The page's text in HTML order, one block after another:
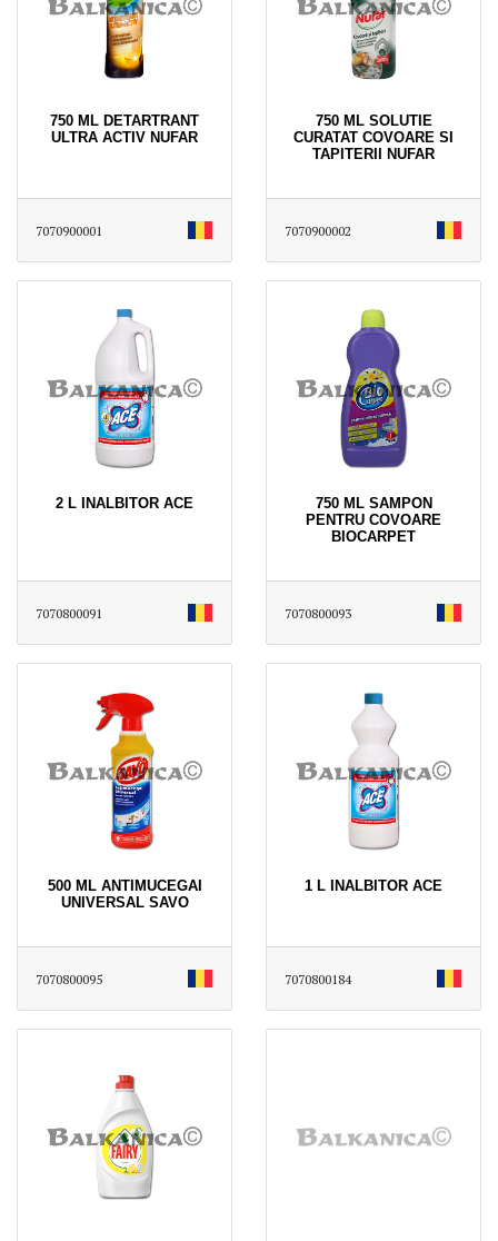
750 ML DETARTRANT
ULTRA ACTIV NUFAR
7070900001
750 ML SOLUTIE
CURATAT COVOARE SI
TAPITERII NUFAR
7070900002
2 L INALBITOR ACE
7070800091
750 ML SAMPON
PENTRU COVOARE
BIOCARPET
7070800093
500 ML ANTIMUCEGAI
UNIVERSAL SAVO
7070800095
1 L INALBITOR ACE
7070800184